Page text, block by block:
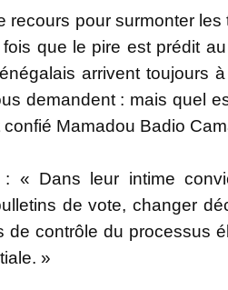
pour surmonter
que le pire est prédit
arrivent toujours
demandent : mais quel
Mamadou Badio
« Dans leur intime
de vote, changer
de contrôle du processus
»